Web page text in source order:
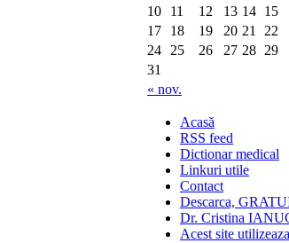
« nov.
10
11 12 13 14 15
17
18 19 20 21 22
24
25 26 27 28 29
31
Acasă
RSS feed
Dictionar medical
Linkuri utile
Contact
Descarca,
Dr. Cristina
Acest site